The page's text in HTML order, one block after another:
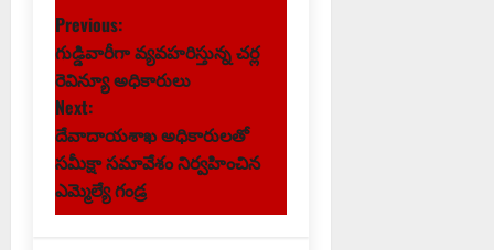
P
o
s
t
n
Previous:
గుడ్డివారీగా వ్యవహరిస్తున్న చర్ల
రెవిన్యూ అధికారులు
Next:
దేవాదాయశాఖ అధికారులతో
సమీక్షా సమావేశం నిర్వహించిన
ఎమ్మెల్యే గండ్ర